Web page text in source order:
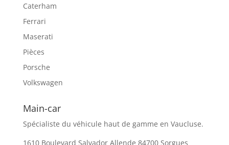
Caterham
Ferrari
Maserati
Pièces
Porsche
Volkswagen
Main-car
Spécialiste du véhicule haut de gamme en Vaucluse.
1610 Boulevard Salvador Allende 84700 Sorgues